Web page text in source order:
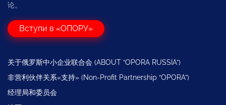
论。
Вступи в «ОПОРУ»
关于俄罗斯中小企业联合会 (ABOUT “OPORA RUSSIA”)
非营利伙伴关系«支持» (Non-Profit Partnership “OPORA”)
经理局和委员会